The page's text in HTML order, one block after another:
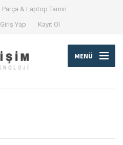
& Laptop Tamiri
Giriş Yap Kayıt Ol
MENÜ